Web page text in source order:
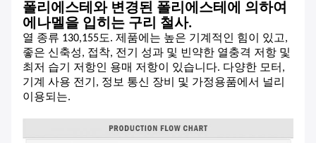
폴리에스테와 변경된 폴리에스테에 의하여
에나멜을 입히는 구리 철사.
열 종류 130,155도. 제품에는 높은 기계적인 힘이 있고,
좋은 신축성, 접착, 전기 성과 및 빈약한 열충격 저항 및
최저 습기 저항인 용매 저항이 있습니다. 다양한 모터,
기계 사용 전기, 정보 통신 장비 및 가정용품에서 널리
이용되는.